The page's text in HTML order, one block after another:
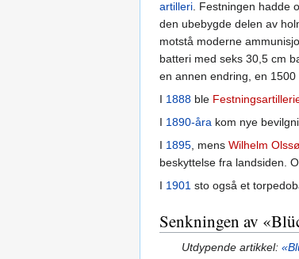
artilleri. Festningen hadde
den ubebygde delen av
motstå moderne
batteri med seks 30,5 cm
en annen endring, en
I 1888 ble
I 1890-åra kom nye
I 1895, mens Wilhelm
beskyttelse fra landsiden.
I 1901 sto også et
Senkningen av
Utdypende artikkel: